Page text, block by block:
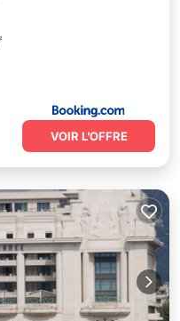
VOIR L’OFFRE